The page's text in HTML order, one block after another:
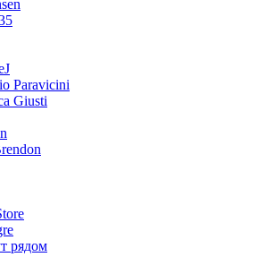
Paravicini
Giusti
рядом